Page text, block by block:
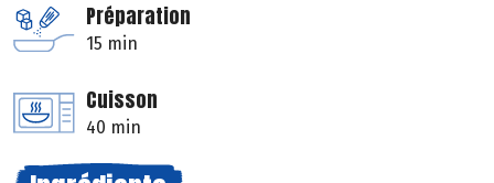
Préparation
15 min
Cuisson
40 min